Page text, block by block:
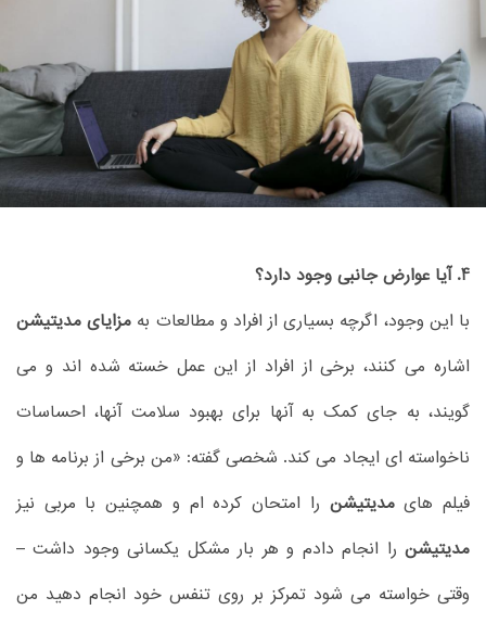
4. آیا عوارض جانبی وجود دارد؟
با این وجود، اگرچه بسیاری از افراد و مطالعات به مزایای مدیتیشن
اشاره می کنند، برخی از افراد از این عمل خسته شده اند و می
گویند، به جای کمک به آنها برای بهبود سلامت آنها، احساسات
ناخواسته ای ایجاد می کند. شخصی گفته: «من برخی از برنامه ها و
فیلم هایمدیتیشن را امتحان کرده ام و همچنین با مربی نیز
مدیتیشن را انجام دادم و هر بار مشکل یکسانی وجود داشت –
وقتی خواسته می شود تمرکز بر روی تنفس خود انجام دهید من